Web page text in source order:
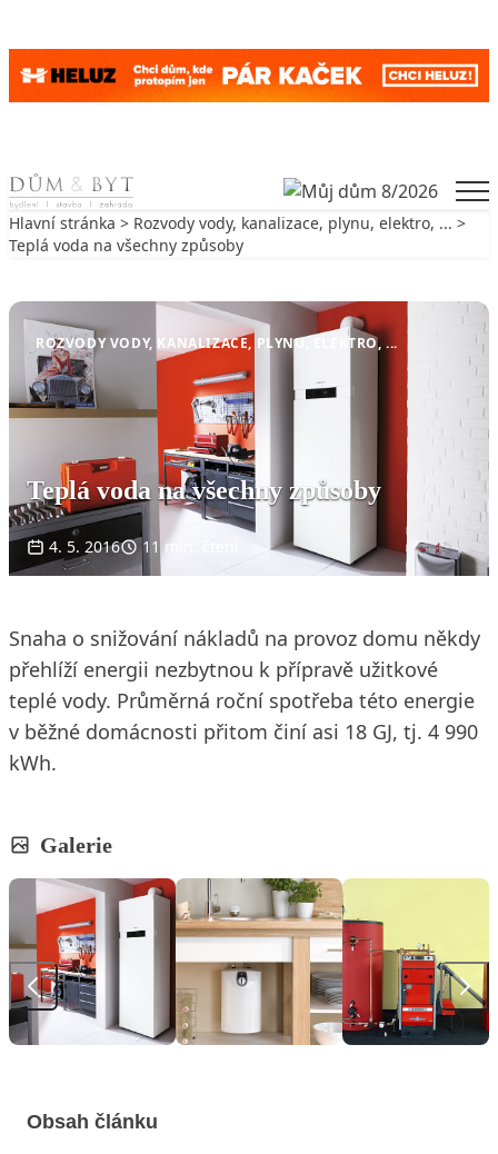
Skip to content
Hlavní stránka > Rozvody vody, kanalizace, plynu, elektro, ... >
Teplá voda na všechny způsoby
ROZVODY VODY, KANALIZACE, PLYNU, ELEKTRO, ...
Teplá voda na všechny způsoby
4. 5. 2016 11 min. čtení
Snaha o snižování nákladů na provoz domu někdy
přehlíží energii nezbytnou k přípravě užitkové
teplé vody. Průměrná roční spotřeba této energie
v běžné domácnosti přitom činí asi 18 GJ, tj. 4 990
kWh.
Galerie
Obsah článku